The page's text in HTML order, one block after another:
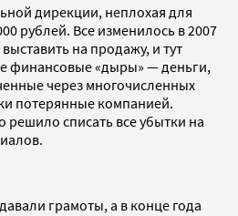
дирекции, неплохая для
рублей. Все изменилось в 2007
на продажу, и тут
финансовые «дыры» — деньги,
через многочисленных
потерянные компанией.
решило списать все убытки на
грамоты, а в конце года